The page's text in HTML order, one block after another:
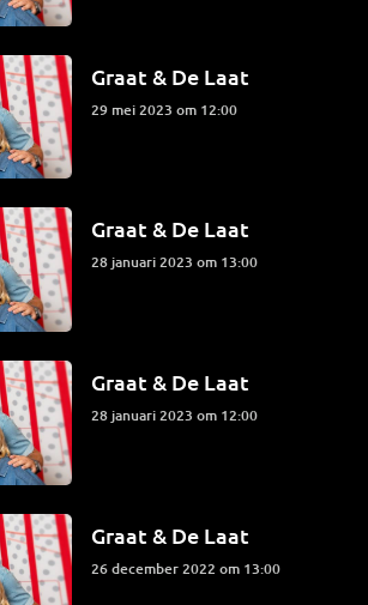
Graat & De Laat
29 mei 2023 om 12:00
Graat & De Laat
28 januari 2023 om 13:00
Graat & De Laat
28 januari 2023 om 12:00
Graat & De Laat
26 december 2022 om 13:00